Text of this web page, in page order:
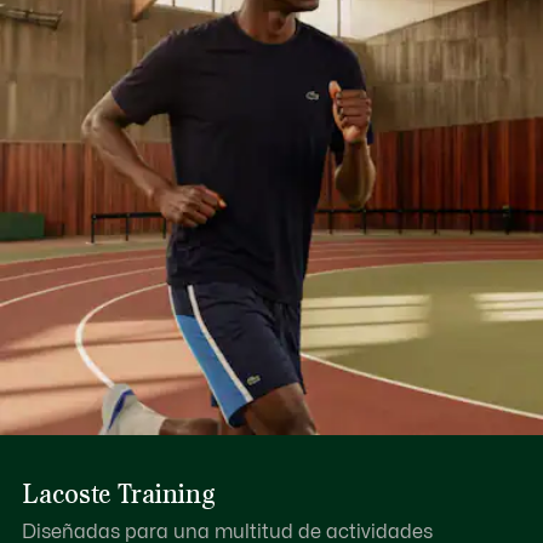
NO PLANCHAR
NO LIMPIAR EN SECO
SECAR COLGADO
la supervisión del Cocodrilo.
Descubre más aquí
Lacoste Training
Diseñadas para una multitud de actividades